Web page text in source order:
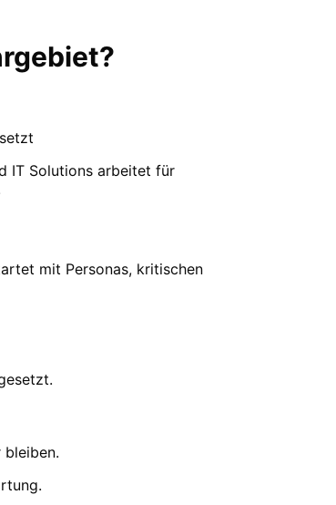
?
IT Solutions arbeitet für
mit Personas, kritischen